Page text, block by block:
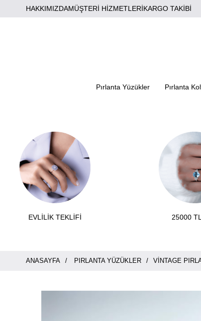
HAKKIMIZDAMÜŞTERİ HİZMETLERİKARGO TAKİBİ
Pırlanta Yüzükler Pırlanta
EVLİLİK TEKLİFİ 25000
ANASAYFA PIRLANTA YÜZÜKLER VINTAGE